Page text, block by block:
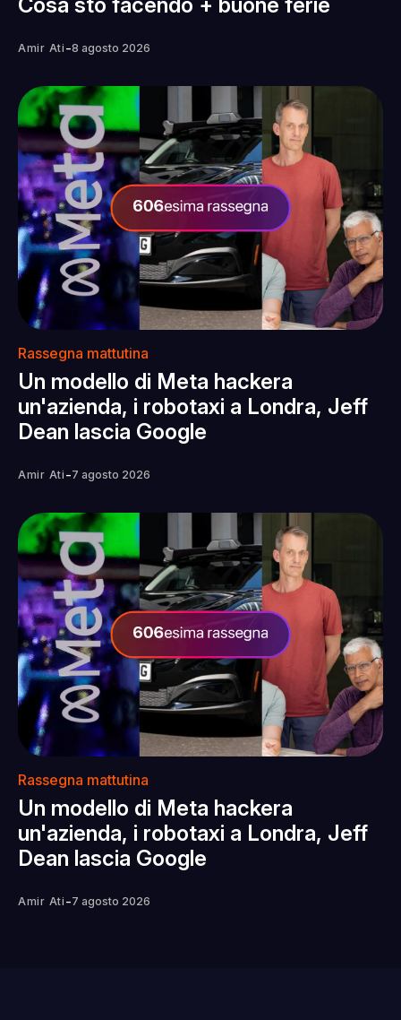
Amir Ati -8 agosto 2026
Rassegna mattutina
Un modello di Meta hackera
un'azienda, i robotaxi a Londra, Jeff
Dean lascia Google
Amir Ati -7 agosto 2026
Rassegna mattutina
Un modello di Meta hackera
un'azienda, i robotaxi a Londra, Jeff
Dean lascia Google
Amir Ati -7 agosto 2026